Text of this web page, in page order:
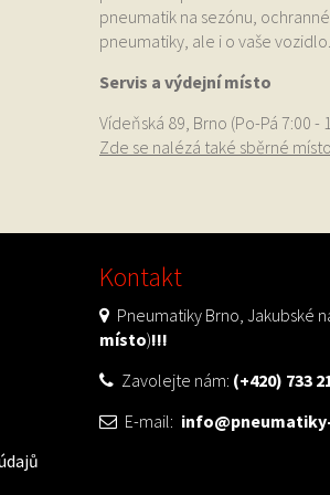
pneumatik na sezónu,
pneumatiky, ale i o vaše vozidlo.
Servis a výdejní místo
Vídeňská 89, Brno (Po-Pá 7:00 -
Zde se nalézá také sběrné
Kontakt
Pneumatiky Brno, Jakubské
místo)!!!
Zavolejte nám: (+420) 733
E-mail: